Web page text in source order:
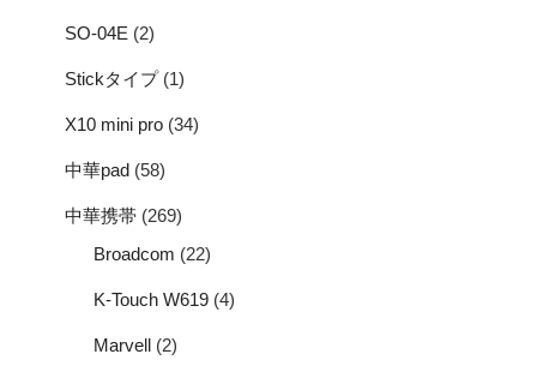
SO-04E (2)
Stickタイプ(1)
X10 mini pro (34)
中華pad (58)
中華携帯 (269)
Broadcom (22)
K-Touch W619 (4)
Marvell (2)